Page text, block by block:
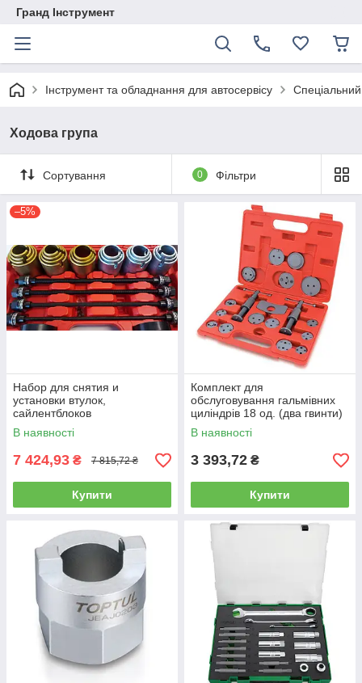
Гранд Інструмент
Інструмент та обладнання для автосервісу
Ходова група
Сортування 0 Фільтри
–5%
Набор для снятия и
установки втулок,
сайлентблоков
универсальный СТАНДАРТ
HS2075 BRIS2075
В наявності
7 424,93 ₴ 7 815,72 ₴
Купити
Комплект для
обслуговування гальмівних
циліндрів 18 од. (два гвинти)
TOPTUL JGAI1801
В наявності
3 393,72 ₴
Купити